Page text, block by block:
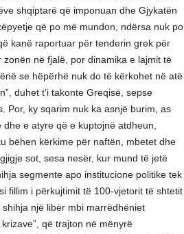
shqiptarë që imponuan dhe Gjykatën
që po më mundon, ndërsa nuk po
kanë raportuar për tenderin grek për
në fjalë, por dinamika e lajmit të
se hëpërhë nuk do të kërkohet në atë
duhet t’i takonte Greqisë, sepse
Por, ky sqarim nuk ka asnjë burim, as
e atyre që e kuptojnë atdheun,
bëhen kërkime për naftën, mbetet dhe
sot, sesa nesër, kur mund të jetë
segmente apo institucione politike tek
fillim i përkujtimit të 100-vjetorit të shtetit
një libër mbi marrëdhëniet
që trajton në mënyrë